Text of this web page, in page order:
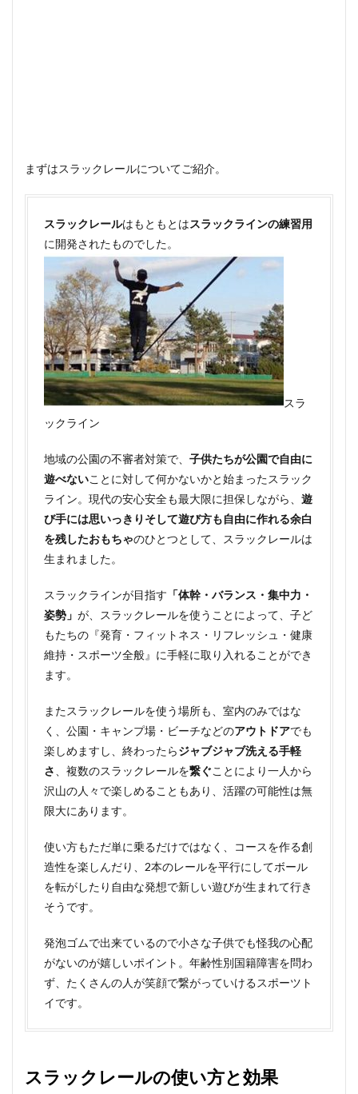
シ）
3.1
リタ
公式
オン
ンシ
ョッ
プ
3.2
ヤフ
ショ
3.3
楽天
3.4
3.5
バシ
スラ
ック
ルの
店舗
販売
店
5
まと
まずはスラックレールについてご紹介。
スラックレールはもともとはスラックラインの練習用
に開発されたものでした。
スラ
ックライン
地域の公園の不審者対策で、 子供たちが公園で自由に
遊べないことに対して何かないかと始まったスラック
ライン。現代の安心安全も最大限に担保しながら、 遊
び手には思いっきりそして遊び方も自由に作れる余白
を残したおもちゃのひとつとして、スラックレールは
生まれました。
スラックラインが目指す 「体幹・バランス・集中力・
姿勢」 が、スラックレールを使うことによって、子ど
もたちの『発育・フィットネス・リフレッシュ・健康
維持・スポーツ全般』に手軽に取り入れることができ
ます。
またスラックレールを使う場所も、室内のみではな
く、公園・キャンプ場・ビーチなどのアウトドアでも
楽しめますし、終わったらジャブジャブ洗える手軽
さ
、複数のスラックレールを繋ぐことにより一人から
沢山の人々で楽しめることもあり、活躍の可能性は無
限大にあります。
使い方もただ単に乗るだけではなく、コースを作る創
造性を楽しんだり、2本のレールを平行にしてボール
を転がしたり自由な発想で新しい遊びが生まれて行き
そうです。
発泡ゴムで出来ているので小さな子供でも怪我の心配
がないのが嬉しいポイント。年齢性別国籍障害を問わ
ず、たくさんの人が笑顔で繋がっていけるスポーツト
イです。
スラックレールの使い方と効果